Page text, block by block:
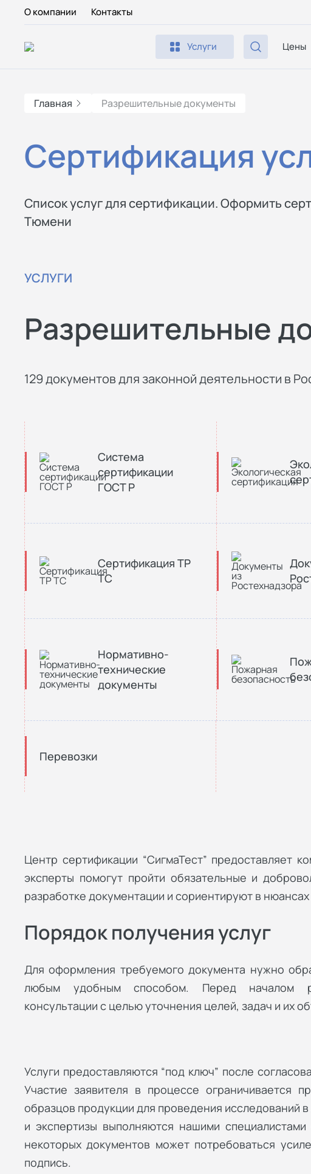
О компании Контакты
Услуги Цены
Главная Разрешительные документы
Сертификация
Список услуг для сертификации. Оформить
Тюмени
УСЛУГИ
Разрешительные
129 документов для законной деятельности в
Система
сертификации
ГОСТ Р
Сертификация ТР
ТС
Нормативно-
технические
документы
Перевозки
Центр сертификации “СигмаТест” предоставляет
эксперты помогут пройти обязательные и
разработке документации и сориентируют в
Порядок получения услуг
Для оформления требуемого документа нужно
любым удобным способом. Перед началом
консультации с целью уточнения целей, задач и их
Услуги предоставляются “под ключ” после
Участие заявителя в процессе ограничивается
образцов продукции для проведения исследований
и экспертизы выполняются нашими
некоторых документов может потребоваться
подпись.